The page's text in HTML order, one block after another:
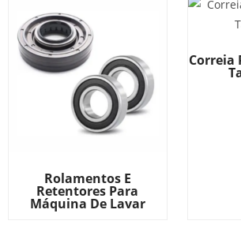
Rolamentos E
Retentores Para
Máquina De Lavar
Correia